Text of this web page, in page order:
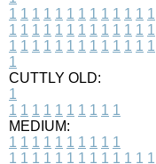
1 1 1 1 1 1 1 1 1 1 1 1 1
1 1 1 1 1 1 1 1 1 1 1 1 1
1 1 1 1 1 1 1 1 1 1 1 1 1
1
CUTTLY OLD:
1
1 1 1 1 1 1 1 1 1 1
MEDIUM:
1 1 1 1 1 1 1 1 1 1
1 1 1 1 1 1 1 1 1 1 1 1 1